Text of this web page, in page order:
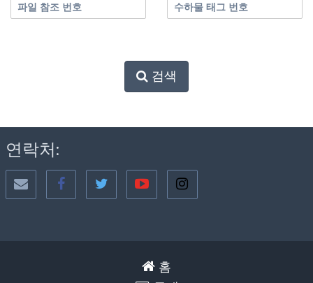
파일 참조 번호 수하물 태그 번호
검색
연락처:
홈